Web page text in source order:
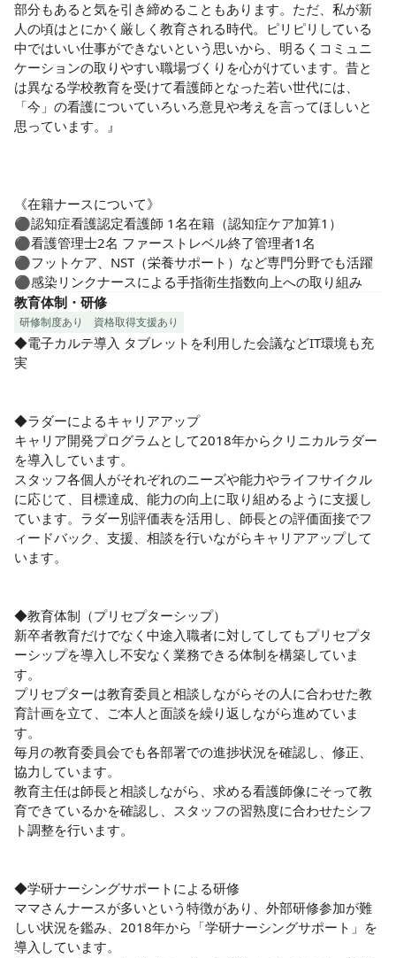
部分もあると気を引き締めることもあります。ただ、私が新
人の頃はとにかく厳しく教育される時代。ピリピリしている
中ではいい仕事ができないという思いから、明るくコミュニ
ケーションの取りやすい職場づくりを心がけています。昔と
は異なる学校教育を受けて看護師となった若い世代には、
「今」の看護についていろいろ意見や考えを言ってほしいと
思っています。』
《在籍ナースについて》
⚫︎認知症看護認定看護師 1名在籍（認知症ケア加算1）
⚫︎看護管理士2名 ファーストレベル終了管理者1名
⚫︎フットケア、NST（栄養サポート）など専門分野でも活躍
⚫︎感染リンクナースによる手指衛生指数向上への取り組み
教育体制・研修
研修制度あり 資格取得支援あり
◆電子カルテ導入 タブレットを利用した会議などIT環境も充
実
◆ラダーによるキャリアアップ
キャリア開発プログラムとして2018年からクリニカルラダー
を導入しています。
スタッフ各個人がそれぞれのニーズや能力やライフサイクル
に応じて、目標達成、能力の向上に取り組めるように支援し
ています。ラダー別評価表を活用し、師長との評価面接でフ
ィードバック、支援、相談を行いながらキャリアアップして
います。
◆教育体制（プリセプターシップ）
新卒者教育だけでなく中途入職者に対してしてもプリセプタ
ーシップを導入し不安なく業務できる体制を構築していま
す。
プリセプターは教育委員と相談しながらその人に合わせた教
育計画を立て、ご本人と面談を繰り返しながら進めていま
す。
毎月の教育委員会でも各部署での進捗状況を確認し、修正、
協力しています。
教育主任は師長と相談しながら、求める看護師像にそって教
育できているかを確認し、スタッフの習熟度に合わせたシフ
ト調整を行います。
◆学研ナーシングサポートによる研修
ママさんナースが多いという特徴があり、外部研修参加が難
しい状況を鑑み、2018年から「学研ナーシングサポート」を
導入しています。